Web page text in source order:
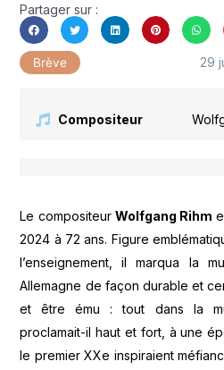
Partager sur :
Brève 29
Compositeur
Le compositeur Wolfgang Rihm
2024 à 72 ans. Figure
l’enseignement, il marqua la
Allemagne de façon durable et
et être ému : tout dans la
proclamait-il haut et fort, à une
le premier XXe inspiraient